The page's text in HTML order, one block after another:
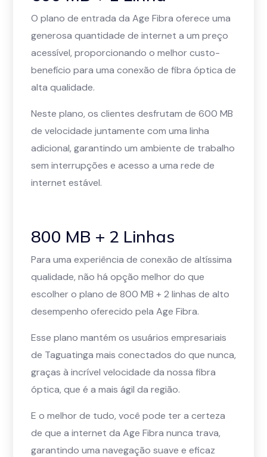
O plano de entrada da Age Fibra oferece uma
generosa quantidade de internet a um preço
acessível, proporcionando o melhor custo-
benefício para uma conexão de fibra óptica de
alta qualidade.
Neste plano, os clientes desfrutam de 600 MB
de velocidade juntamente com uma linha
adicional, garantindo um ambiente de trabalho
sem interrupções e acesso a uma rede de
internet estável.
800 MB + 2 Linhas
Para uma experiência de conexão de altíssima
qualidade, não há opção melhor do que
escolher o plano de 800 MB + 2 linhas de alto
desempenho oferecido pela Age Fibra.
Esse plano mantém os usuários empresariais
de Taguatinga mais conectados do que nunca,
graças à incrível velocidade da nossa fibra
óptica, que é a mais ágil da região.
E o melhor de tudo, você pode ter a certeza
de que a internet da Age Fibra nunca trava,
garantindo uma navegação suave e eficaz